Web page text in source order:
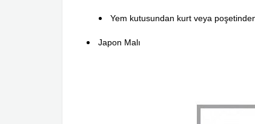
Yem kutusundan kurt veya
Japon Malı